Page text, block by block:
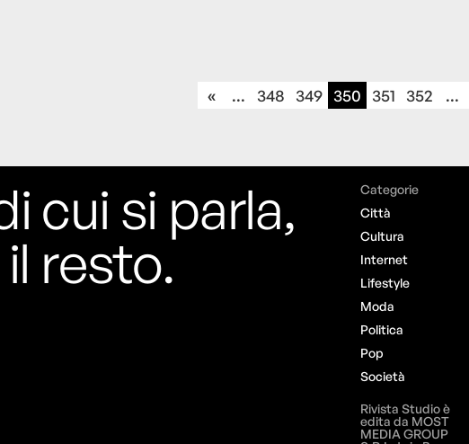
« ... 348 349 350 351 352 ...
cui si parla,
resto.
Categorie
Città
Cultura
Internet
Lifestyle
Moda
Politica
Pop
Società
Rivista Studio è
edita da MOST
MEDIA GROUP